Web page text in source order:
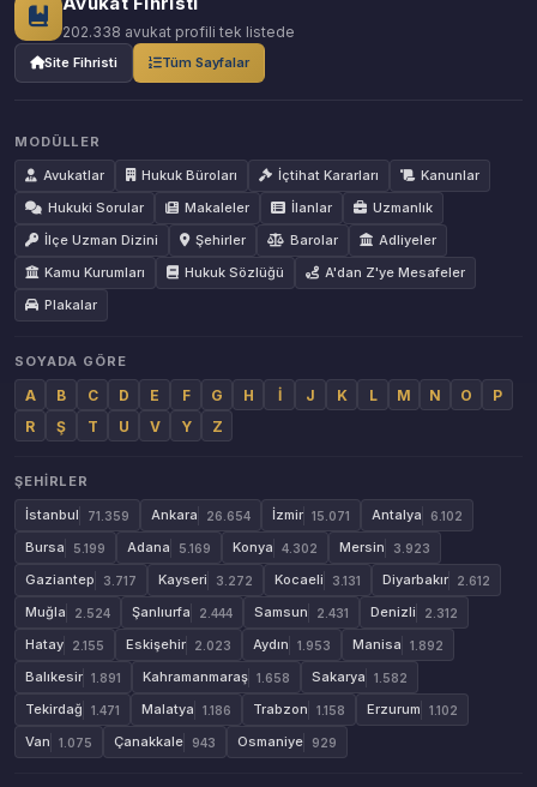
202.338 avukat profili tek listede
Site Fihristi Tüm Sayfalar
MODÜLLER
Avukatlar
Hukuk Büroları İçtihat Kararları
Kanunlar
Hukuki Sorular
Makaleler İlanlar
Uzmanlık
İlçe Uzman Dizini
Şehirler Barolar
Adliyeler
Kamu Kurumları
Hukuk Sözlüğü
A'dan Z'ye Mesafeler
Plakalar
SOYADA GÖRE
A B C D E F G H İ J K L M N O
P
R
Ş T U V Y Z
ŞEHIRLER
İstanbul
71.359 Ankara 26.654 İzmir 15.071 Antalya 6.102
Bursa 5.199 Adana 5.169 Konya 4.302 Mersin 3.923
Gaziantep 3.717 Kayseri 3.272 Kocaeli 3.131 Diyarbakır 2.612
Muğla 2.524 Şanlıurfa 2.444 Samsun 2.431 Denizli 2.312
Hatay 2.155 Eskişehir 2.023 Aydın 1.953 Manisa 1.892
Balıkesir 1.891 Kahramanmaraş 1.658 Sakarya 1.582
Tekirdağ 1.471 Malatya 1.186 Trabzon 1.158 Erzurum 1.102
Van 1.075 Çanakkale 943 Osmaniye 929